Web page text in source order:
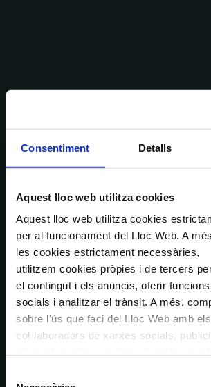
Consentiment Detalls
Aquest lloc web utilitza cookies
Aquest lloc web utilitza cookies
per al funcionament del Lloc Web. A
les cookies estrictament necessàries,
utilitzem cookies pròpies i de tercers
el contingut i els anuncis, oferir
socials i analitzar el trànsit. A més,
sobre l'ús que faci del Lloc Web amb
col·laboradors de xarxes socials,